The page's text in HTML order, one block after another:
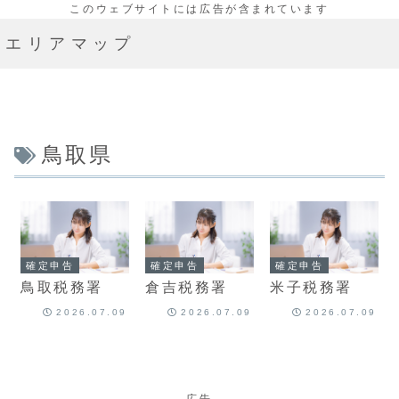
エリアマップ
鳥取県
確定申告
鳥取税務署
2026.07.09
確定申告
倉吉税務署
2026.07.09
確定申告
米子税務署
2026.07.09